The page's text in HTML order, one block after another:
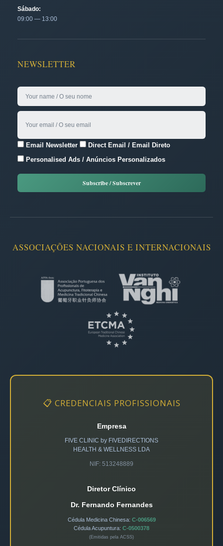
Sábado:
09:00 — 13:00
NEWSLETTER
Email Newsletter
Direct Email / Email Direto
Personalised Ads / Anúncios Personalizados
ASSOCIAÇÕES NACIONAIS E INTERNACIONAIS
📋 CREDENCIAIS PROFISSIONAIS
Empresa
FIVE CLINIC by FIVEDIRECTIONS
HEALTH & WELLNESS LDA
NIF: 513248889
Diretor Clínico
Dr. Fernando Fernandes
Cédula Medicina Chinesa: C-006569
Cédula Acupuntura: C-0500378
(Emitidas pela ACSS)